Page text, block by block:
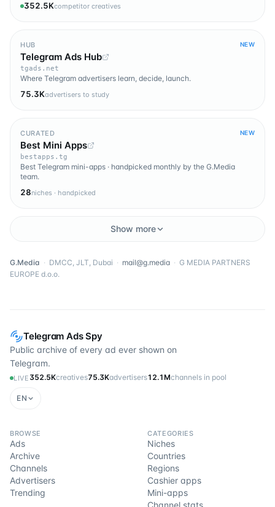
Telegram Ads Spy
Public archive of every ad ever shown on
Telegram.
LIVE 352.5Kcreatives75.3Kadvertisers12.1Mchannels in pool
EN
BROWSE
Ads
Archive
Channels
Advertisers
Trending
CATEGORIES
Niches
Countries
Regions
Cashier apps
Mini-apps
Channel stats
352.5Kcompetitor creatives
HUB NEW
Telegram Ads Hub
tgads.net
Where Telegram advertisers learn, decide, launch.
75.3Kadvertisers to study
CURATED NEW
Best Mini Apps
bestapps.tg
Best Telegram mini-apps · handpicked monthly by the G.Media
team.
28niches · handpicked
Show more
G.Media · DMCC, JLT, Dubai · mail@g.media · G MEDIA PARTNERS
EUROPE d.o.o.